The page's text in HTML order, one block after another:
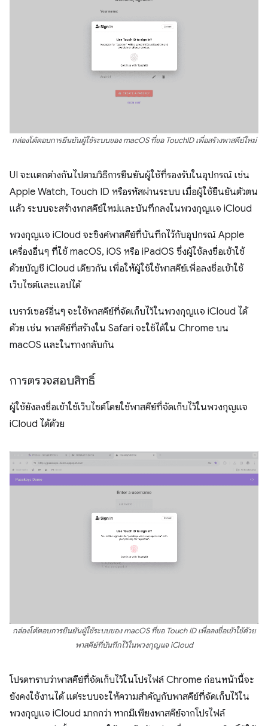
กล่องโต้ตอบการยืนยันผู้ใช้ระบบของ macOS ที่ขอ TouchID เพื่อสร้างพาสคีย์ใหม่
UI จะแตกต่างกันไปตามวิธีการยืนยันผู้ใช้ที่รองรับในอุปกรณ์ เช่น
Apple Watch, Touch ID หรือรหัสผ่านระบบ เมื่อผู้ใช้ยืนยันตัวตน
แล้ว ระบบจะสร้างพาสคีย์ใหม่และบันทึกลงในพวงกุญแจ iCloud
พวงกุญแจ iCloud จะซิงค์พาสคีย์ที่บันทึกไว้กับอุปกรณ์ Apple
เครื่องอื่นๆ ที่ใช้ macOS, iOS หรือ iPadOS ซึ่งผู้ใช้ลงชื่อเข้าใช้
ด้วยบัญชี iCloud เดียวกัน เพื่อให้ผู้ใช้ใช้พาสคีย์เพื่อลงชื่อเข้าใช้
เว็บไซต์และแอปได้
เบราว์เซอร์อื่นๆ จะใช้พาสคีย์ที่จัดเก็บไว้ในพวงกุญแจ iCloud ได้
ด้วย เช่น พาสคีย์ที่สร้างใน Safari จะใช้ได้ใน Chrome บน
macOS และในทางกลับกัน
การตรวจสอบสิทธิ์
ผู้ใช้ยังลงชื่อเข้าใช้เว็บไซต์โดยใช้พาสคีย์ที่จัดเก็บไว้ในพวงกุญแจ
iCloud ได้ด้วย
กล่องโต้ตอบการยืนยันผู้ใช้ระบบของ macOS ที่ขอ Touch ID เพื่อลงชื่อเข้าใช้ด้วย
พาสคีย์ที่บันทึกไว้ในพวงกุญแจ iCloud
โปรดทราบว่าพาสคีย์ที่จัดเก็บไว้ในโปรไฟล์ Chrome ก่อนหน้านี้จะ
ยังคงใช้งานได้ แต่ระบบจะให้ความสำคัญกับพาสคีย์ที่จัดเก็บไว้ใน
พวงกุญแจ iCloud มากกว่า หากมีเพียงพาสคีย์จากโปรไฟล์